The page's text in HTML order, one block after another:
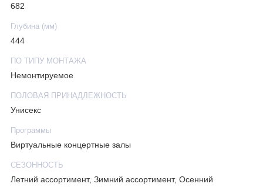
682
Глубина (мм)
444
ПО ТИПУ МОНТАЖА
Немонтируемое
ПОЛОВАЯ ПРИНАДЛЕЖНОСТЬ
Унисекс
Программы
Виртуальные концертные залы
СЕЗОННОСТЬ
Летний ассортимент, Зимний ассортимент, Осенний